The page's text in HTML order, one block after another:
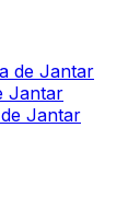
de Jantar
Jantar
Jantar